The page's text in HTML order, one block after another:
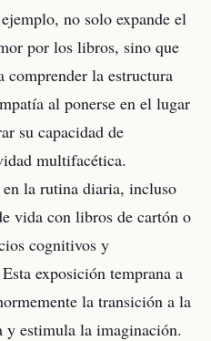
no solo expande el
por los libros, sino que
comprender la estructura
al ponerse en el lugar
su capacidad de
multifacética.
la rutina diaria, incluso
vida con libros de cartón o
cognitivos y
exposición temprana a
la transición a la
y estimula la imaginación.